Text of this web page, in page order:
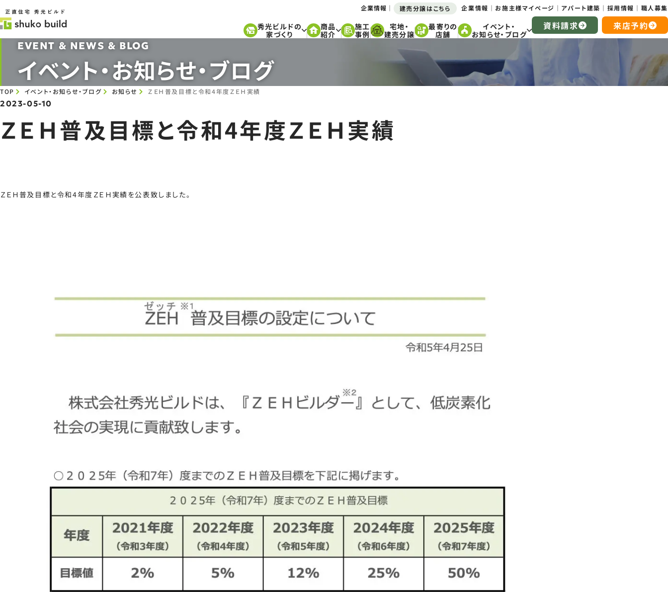
秀光ビルドの
家づくり
商品
紹介
施工
事例
宅地・
建売分譲
最寄りの
店舗
イベント・
お知らせ・ブログ
資料請求 来店予約
企業情報 建売分譲はこちら 企業情報 お施主様マイページ アパート建築 採用情報 職人募集
EVENT & NEWS & BLOG
イベント・お知らせ・ブログ
TOP イベント・お知らせ・ブログ お知らせ ＺＥＨ普及目標と令和4年度ＺＥＨ実績
2023-05-10
ＺＥＨ普及目標と令和4年度ＺＥＨ実績
ＺＥＨ普及目標と令和4年度ＺＥＨ実績を公表致しました。